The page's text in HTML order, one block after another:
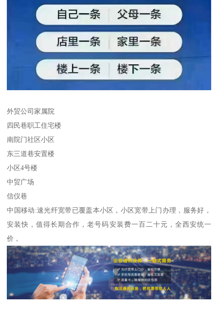
外贸公司家属院
四民巷职工住宅楼
南院门社区小区
东三道巷安置楼
小区4号楼
中贸广场
信仪巷
中国移动:速光纤宽带已覆盖本小区，小区宽带上门办理，服务好，
安装快，值得长期合作，老号码安装费一百二十元，全西安统一
价，